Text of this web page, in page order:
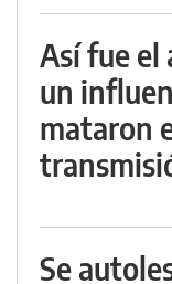
Así fue
un
mataron
Se